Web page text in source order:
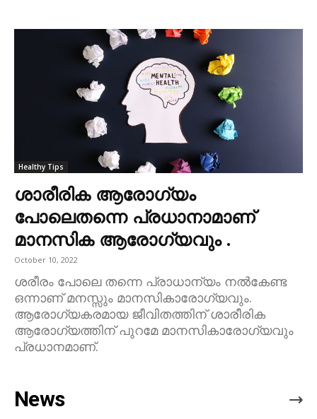
Healthy Tips
ശാരീരിക ആരോഗ്യം
പോലെതന്നെ പ്രധാനാമാണ്‌
മാനസിക ആരോഗ്യവും .
October 10, 2022
ശരീരം പോലെ തന്നെ പ്രാധാന്യം നൽകേണ്ട
ഒന്നാണ് മനസ്സും മാനസികാരോഗ്യവും.
ആരോഗ്യകരമായ ജീവിതത്തിന് ശാരീരിക
ആരോഗ്യത്തിന് പുറമേ മാനസികാരോഗ്യവും
പ്രധാനമാണ്.
News